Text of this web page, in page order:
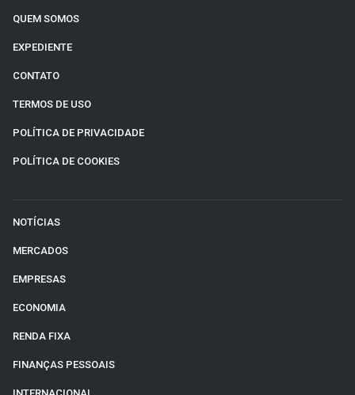
QUEM SOMOS
EXPEDIENTE
CONTATO
TERMOS DE USO
POLÍTICA DE PRIVACIDADE
POLÍTICA DE COOKIES
NOTÍCIAS
MERCADOS
EMPRESAS
ECONOMIA
RENDA FIXA
FINANÇAS PESSOAIS